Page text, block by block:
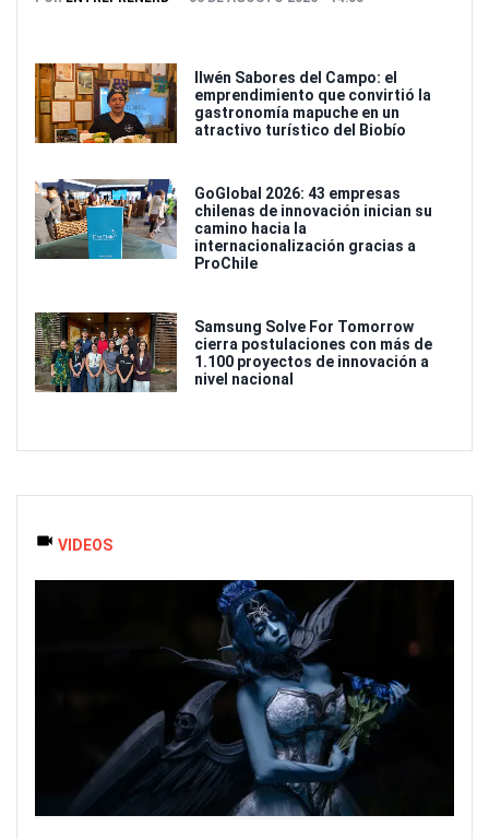
Ilwén Sabores del Campo: el
emprendimiento que convirtió la
gastronomía mapuche en un
atractivo turístico del Biobío
GoGlobal 2026: 43 empresas
chilenas de innovación inician su
camino hacia la
internacionalización gracias a
ProChile
Samsung Solve For Tomorrow
cierra postulaciones con más de
1.100 proyectos de innovación a
nivel nacional
VIDEOS